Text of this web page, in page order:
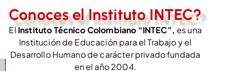
Conoces el Instituto INTEC?
El Instituto Técnico Colombiano “INTEC”, es una
Institución de Educación para el Trabajo y el
Desarrollo Humano de carácter privado fundada
en el año 2004.